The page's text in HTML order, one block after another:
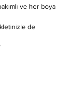
ve her boya
de